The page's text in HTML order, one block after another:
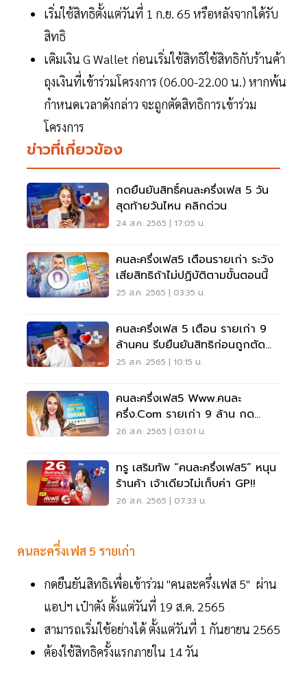
เริ่มใช้สิทธิตั้งแต่วันที่ 1 ก.ย. 65 หรือหลังจากได้รับ
สิทธิ
เติมเงิน G Wallet ก่อนเริ่มใช้สิทธิใช้สิทธิกับร้านค้า
ถุงเงินที่เข้าร่วมโครงการ (06.00-22.00 น.) หากพ้น
กำหนดเวลาดังกล่าว จะถูกตัดสิทธิการเข้าร่วม
โครงการ
ข่าวที่เกี่ยวข้อง
กดยืนยันสิทธิ์คนละครึ่งเฟส 5 วัน
สุดท้ายวันไหน คลิกด่วน
24 ส.ค. 2565 | 17:05 น.
คนละครึ่งเฟส5 เตือนรายเก่า ระวัง
เสียสิทธิถ้าไม่ปฏิบัติตามขั้นตอนนี้
25 ส.ค. 2565 | 03:35 น.
คนละครึ่งเฟส 5 เตือน รายเก่า 9
ล้านคน รีบยืนยันสิทธิก่อนถูกตัด
สิทธิ เช็คเลย
25 ส.ค. 2565 | 10:15 น.
คนละครึ่งเฟส5 Www.คนละ
ครึ่ง.com รายเก่า 9 ล้าน กด
ยืนยันสิทธิด่วน
26 ส.ค. 2565 | 03:01 น.
ทรู เสริมทัพ “คนละครึ่งเฟส5” หนุน
ร้านค้า เจ้าเดียวไม่เก็บค่า GP!!
26 ส.ค. 2565 | 07:33 น.
คนละครึ่งเฟส 5 รายเก่า
กดยืนยันสิทธิเพื่อเข้าร่วม "คนละครึ่งเฟส 5" ผ่าน
แอปฯ เป๋าตัง ตั้งแต่วันที่ 19 ส.ค. 2565
สามารถเริ่มใช้อย่างได้ ตั้งแต่วันที่ 1 กันยายน 2565
ต้องใช้สิทธิครั้งแรกภายใน 14 วัน